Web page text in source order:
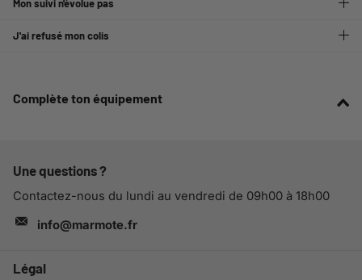
Mon suivi n'évolue pas
J'ai refusé mon colis
Complète ton équipement
Légal
Une questions ?
Contactez-nous du lundi au vendredi de 09h00 à 18h00
info@marmote.fr